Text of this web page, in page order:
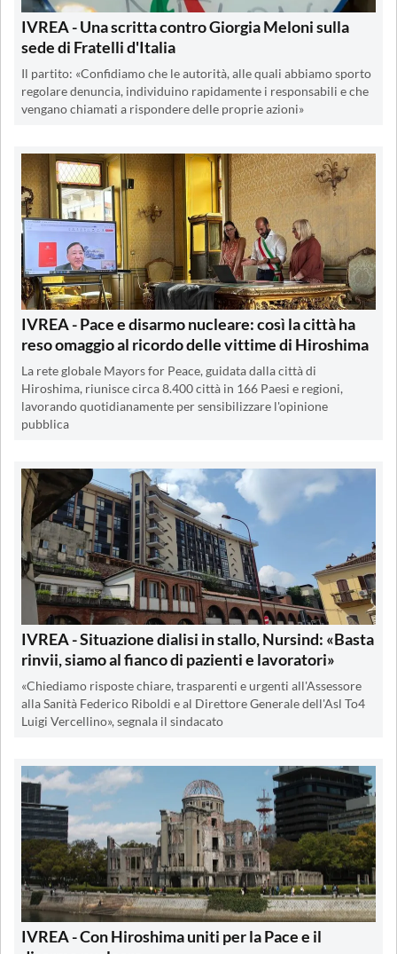
IVREA - Una scritta contro Giorgia Meloni sulla
sede di Fratelli d'Italia
Il partito: «Confidiamo che le autorità, alle quali abbiamo sporto
regolare denuncia, individuino rapidamente i responsabili e che
vengano chiamati a rispondere delle proprie azioni»
IVREA - Pace e disarmo nucleare: così la città ha
reso omaggio al ricordo delle vittime di Hiroshima
La rete globale Mayors for Peace, guidata dalla città di
Hiroshima, riunisce circa 8.400 città in 166 Paesi e regioni,
lavorando quotidianamente per sensibilizzare l'opinione
pubblica
IVREA - Situazione dialisi in stallo, Nursind: «Basta
rinvii, siamo al fianco di pazienti e lavoratori»
«Chiediamo risposte chiare, trasparenti e urgenti all'Assessore
alla Sanità Federico Riboldi e al Direttore Generale dell'Asl To4
Luigi Vercellino», segnala il sindacato
IVREA - Con Hiroshima uniti per la Pace e il